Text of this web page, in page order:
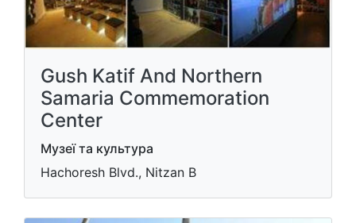
Gush Katif And Northern
Samaria Commemoration
Center
Музеї та культура
Hachoresh Blvd., Nitzan B